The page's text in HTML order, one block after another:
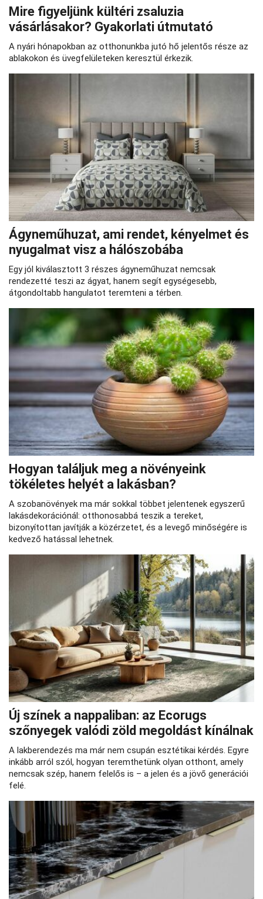
Mire figyeljünk kültéri zsaluzia
vásárlásakor? Gyakorlati útmutató
A nyári hónapokban az otthonunkba jutó hő jelentős része az
ablakokon és üvegfelületeken keresztül érkezik.
Ágyneműhuzat, ami rendet, kényelmet és
nyugalmat visz a hálószobába
Egy jól kiválasztott 3 részes ágyneműhuzat nemcsak
rendezetté teszi az ágyat, hanem segít egységesebb,
átgondoltabb hangulatot teremteni a térben.
Hogyan találjuk meg a növényeink
tökéletes helyét a lakásban?
A szobanövények ma már sokkal többet jelentenek egyszerű
lakásdekorációnál: otthonosabbá teszik a tereket,
bizonyítottan javítják a közérzetet, és a levegő minőségére is
kedvező hatással lehetnek.
Új színek a nappaliban: az Ecorugs
szőnyegek valódi zöld megoldást kínálnak
A lakberendezés ma már nem csupán esztétikai kérdés. Egyre
inkább arról szól, hogyan teremthetünk olyan otthont, amely
nemcsak szép, hanem felelős is – a jelen és a jövő generációi
felé.